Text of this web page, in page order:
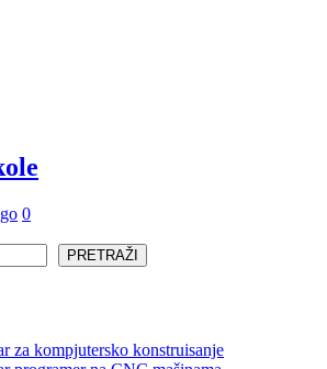
0
PRETRAŽI
za kompjutersko konstruisanje